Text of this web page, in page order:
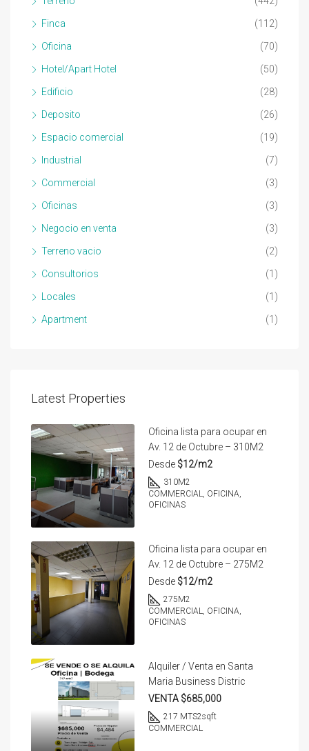
Finca (112)
Oficina (70)
Hotel/Apart Hotel (50)
Edificio (28)
Deposito (26)
Espacio comercial (19)
Industrial (7)
Commercial (3)
Oficinas (3)
Negocio en venta (3)
Terreno vacio (2)
Consultorios (1)
Locales (1)
Apartment (1)
Latest Properties
Oficina lista para ocupar en
Av. 12 de Octubre – 310M2
Desde $12/m2
310M2
COMMERCIAL, OFICINA,
OFICINAS
Oficina lista para ocupar en
Av. 12 de Octubre – 275M2
Desde $12/m2
275M2
COMMERCIAL, OFICINA,
OFICINAS
Alquiler / Venta en Santa
Maria Business Distric
VENTA $685,000
217 MTS2sqft
COMMERCIAL